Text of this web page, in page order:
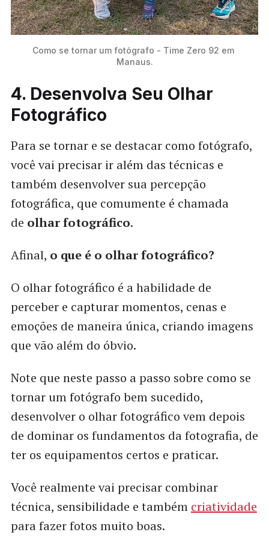
Como se tornar um fotógrafo - Time Zero 92 em
Manaus.
4. Desenvolva Seu Olhar
Fotográfico
Para se tornar e se destacar como fotógrafo,
você vai precisar ir além das técnicas e
também desenvolver sua percepção
fotográfica, que comumente é chamada
de olhar fotográfico.
Afinal, o que é o olhar fotográfico?
O olhar fotográfico é a habilidade de
perceber e capturar momentos, cenas e
emoções de maneira única, criando imagens
que vão além do óbvio.
Note que neste passo a passo sobre como se
tornar um fotógrafo bem sucedido,
desenvolver o olhar fotográfico vem depois
de dominar os fundamentos da fotografia, de
ter os equipamentos certos e praticar.
Você realmente vai precisar combinar
técnica, sensibilidade e também criatividade
para fazer fotos muito boas.